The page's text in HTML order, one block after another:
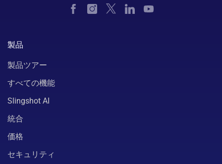
製品
製品ツアー
すべての機能
Slingshot AI
統合
価格
セキュリティ